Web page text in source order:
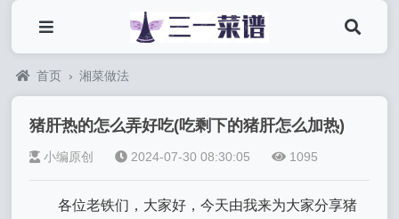
首页 › 湘菜做法
猪肝热的怎么弄好吃(吃剩下的猪肝怎么加热)
小编原创 2024-07-30 08:30:05 1095
各位老铁们，大家好，今天由我来为大家分享猪